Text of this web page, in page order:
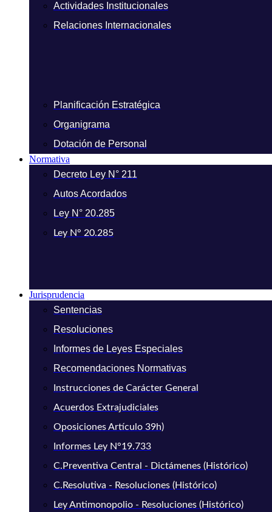
Actividades Institucionales
Relaciones Internacionales
Planificación Estratégica
Organigrama
Dotación de Personal
Normativa
Decreto Ley N° 211
Autos Acordados
Ley N° 20.285
Ley N° 20.285
Jurisprudencia
Sentencias
Resoluciones
Informes de Leyes Especiales
Recomendaciones Normativas
Instrucciones de Carácter General
Acuerdos Extrajudiciales
Oposiciones Artículo 39h)
Informes Ley N°19.733
C.Preventiva Central - Dictámenes (Histórico)
C.Resolutiva - Resoluciones (Histórico)
Ley Antimonopolio - Resoluciones (Histórico)